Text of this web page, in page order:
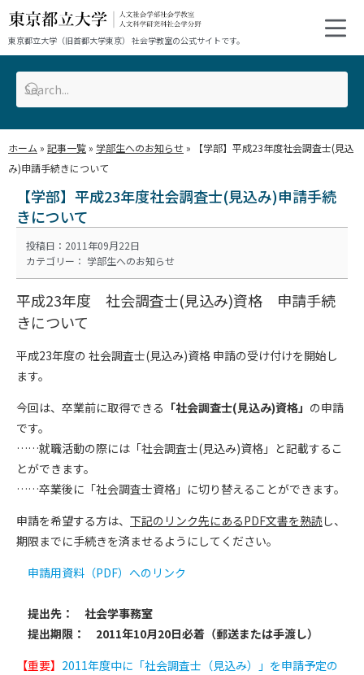
東京都立大学（旧首都大学東京） 社会学教室の公式サイトです。
ホーム » 記事一覧 » 学部生へのお知らせ »
【学部】平成23年度社会調査士(見込
み)申請手続きについて
【学部】平成23年度社会調査士(見込み)申請手続
きについて
投稿日：2011年09月22日
カテゴリー： 学部生へのお知らせ
平成23年度 社会調査士(見込み)資格 申請手続
きについて
平成23年度の 社会調査士(見込み)資格 申請の受け付けを開始し
ます。
今回は、卒業前に取得できる 「社会調査士(見込み)資格」 の申請
です。
……就職活動の際には「社会調査士(見込み)資格」と記載するこ
とができます。
……卒業後に「社会調査士資格」に切り替えることができます。
申請を希望する方は、 下記のリンク先にあるPDF文書を熟読し、
期限までに手続きを済ませるようにしてください。
申請用資料（PDF）へのリンク
提出先： 社会学事務室
提出期限： 2011年10月20日必着（郵送または手渡し）
【重要】 2011年度中に「社会調査士（見込み）」を申請予定の